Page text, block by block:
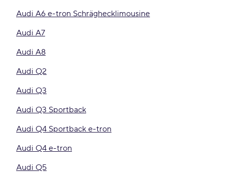
Audi A6 e-tron Schräghecklimousine
Audi A7
Audi A8
Audi Q2
Audi Q3
Audi Q3 Sportback
Audi Q4 Sportback e-tron
Audi Q4 e-tron
Audi Q5